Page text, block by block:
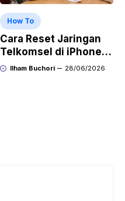
How To
Cara Reset Jaringan
Telkomsel di iPhone
agar Koneksi Stabil
Ilham Buchori 28/06/2026